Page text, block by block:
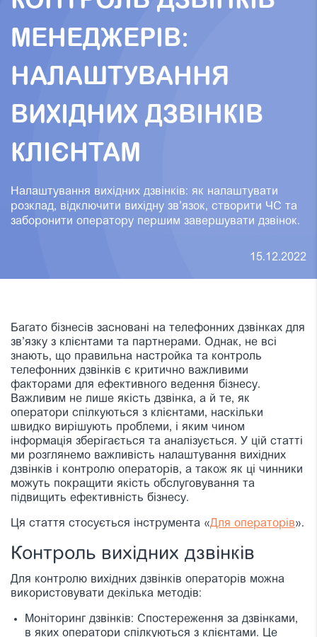
15.12.2022
МЕНЕДЖЕРІВ:
НАЛАШТУВАННЯ
ВИХІДНИХ ДЗВІНКІВ
КЛІЄНТАМ
Налаштування вихідних дзвінків: як налаштувати
розклад, відключити вихідну зв’язок, створити ЧС та
заборонити оператору першим завершувати дзвінок.
Багато бізнесів засновані на телефонних дзвінках для
зв’язку з клієнтами та партнерами. Однак, не всі
знають, що правильна настройка та контроль
телефонних дзвінків є критично важливими
факторами для ефективного ведення бізнесу.
Важливим не лише якість дзвінка, а й те, як
оператори спілкуються з клієнтами, наскільки
швидко вирішують проблеми, і яким чином
інформація зберігається та аналізується. У цій статті
ми розглянемо важливість налаштування вихідних
дзвінків і контролю операторів, а також як ці чинники
можуть покращити якість обслуговування та
підвищить ефективність бізнесу.
Ця стаття стосується інструмента «Для операторів».
Контроль вихідних дзвінків
Для контролю вихідних дзвінків операторів можна
використовувати декілька методів:
Моніторинг дзвінків: Спостереження за дзвінками,
в яких оператори спілкуються з клієнтами. Це